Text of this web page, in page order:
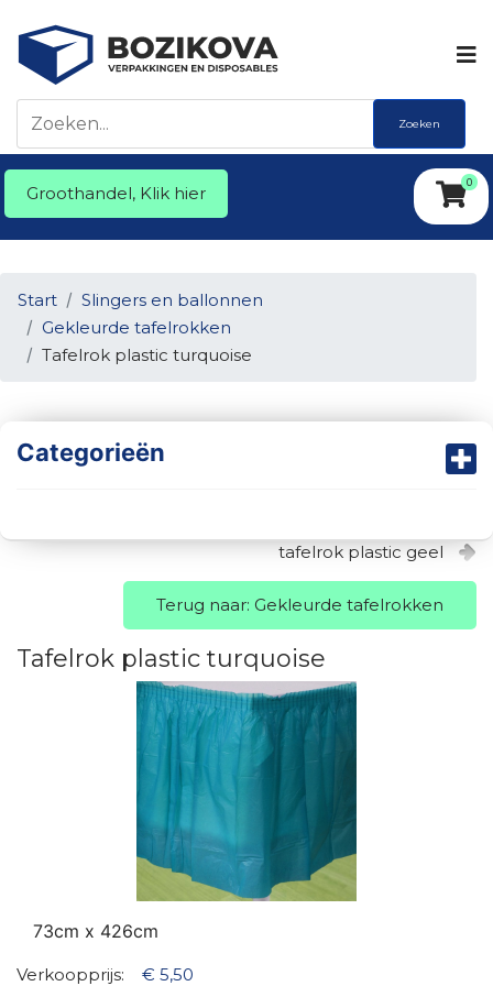
Zoeken
Groothandel, Klik hier
0
Start
Slingers en ballonnen
Gekleurde tafelrokken
Tafelrok plastic turquoise
Categorieën
tafelrok plastic geel
Terug naar: Gekleurde tafelrokken
Tafelrok plastic turquoise
73cm x 426cm
Verkoopprijs: € 5,50